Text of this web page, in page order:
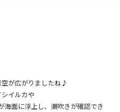
が広がりましたね♪
イルカや
海面に浮上し、潮吹きが確認でき